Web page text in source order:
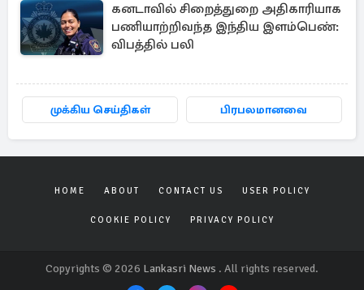
கனடாவில் சிறைத்துறை அதிகாரியாக
பணியாற்றிவந்த இந்திய இளம்பெண்:
விபத்தில் பலி
முக்கிய செய்திகள் பிரபலமானவை
HOME ABOUT CONTACT US USER POLICY
COOKIE POLICY PRIVACY POLICY
Copyrights © 2026 Lankasri News . All rights reserved.